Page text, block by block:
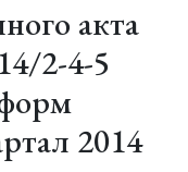
акта
2-4-5
2014